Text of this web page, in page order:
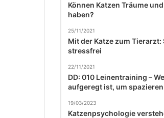
Können Katzen Träume
haben?
25/11/2021
Mit der Katze zum Tierarzt:
stressfrei
22/11/2021
DD: 010 Leinentraining –
aufgeregt ist, um
19/03/2023
Katzenpsychologie